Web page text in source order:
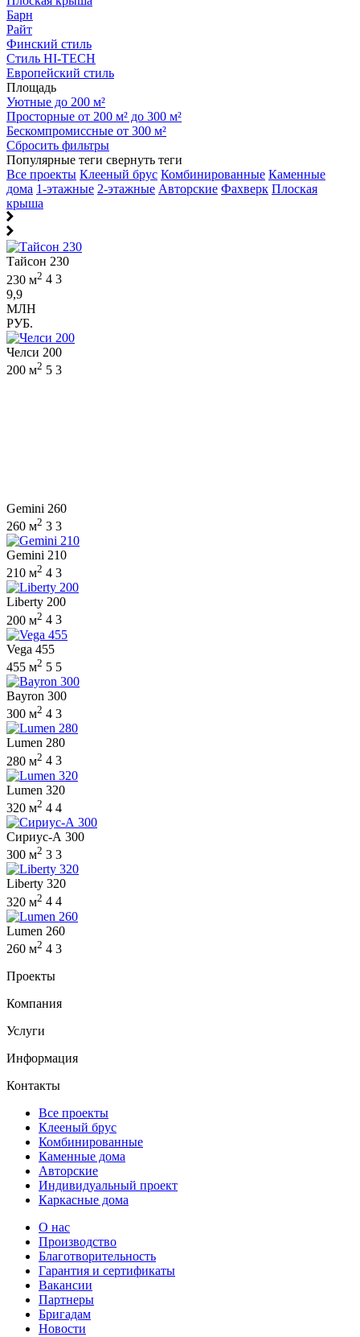
Барн
Райт
Финский стиль
Стиль HI-TECH
Европейский стиль
Площадь
Уютные до 200 м²
Просторные от 200 м² до 300 м²
Бескомпромиссные от 300 м²
Сбросить фильтры
Популярные теги свернуть теги
Все проекты Клееный брус Комбинированные Каменные
дома 1-этажные 2-этажные Авторские Фахверк Плоская
крыша
Тайсон 230
230 м2 4 3
9,9
МЛН
РУБ.
Челси 200
200 м2 5 3
Gemini 260
260 м2 3 3
Gemini 210
210 м2 4 3
Liberty 200
200 м2 4 3
Vega 455
455 м2 5 5
Bayron 300
300 м2 4 3
Lumen 280
280 м2 4 3
Lumen 320
320 м2 4 4
Сириус-А 300
300 м2 3 3
Liberty 320
320 м2 4 4
Lumen 260
260 м2 4 3
Проекты
Компания
Услуги
Информация
Контакты
Все проекты
Клееный брус
Комбинированные
Каменные дома
Авторские
Индивидуальный проект
Каркасные дома
О нас
Производство
Благотворительность
Гарантия и сертификаты
Вакансии
Партнеры
Бригадам
Новости